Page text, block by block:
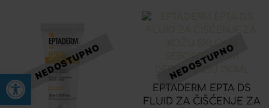
Open toolbar
EPTADERM EPTA DS
FLUID ZA ČIŠĆENJE ZA